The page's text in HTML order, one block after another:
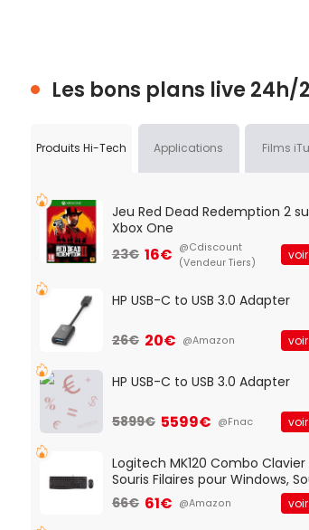
Les bons plans live 24h/
Produits Hi-Tech Applications Films
Jeu Red Dead Redemption 2
Xbox One
23€ 16€ @Cdiscount
(Vendeur Tiers)
HP USB-C to USB 3.0 Adapter
26€ 20€ @Amazon
HP USB-C to USB 3.0 Adapter
5899€ 5599€ @Fnac
Logitech MK120 Combo
Souris Filaires pour Windows,
Optique Filaire, Connexion USB
And Play, Confortable, Taille
66€ 61€ @Amazon